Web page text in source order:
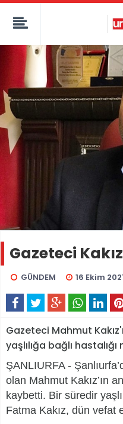
Gazeteci
GÜNDEM 16 Ekim
Gazeteci Mahmut
yaşlılığa bağlı
ŞANLIURFA -
olan Mahmut Kakız’ın
kaybetti. Bir süredir
Fatma Kakız, dün vefat